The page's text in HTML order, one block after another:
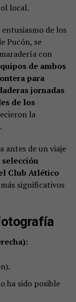
local.
de los
Pucón, se
con
de ambos
para
jornadas
de los
la
antes de un viaje
Club Atlético
significativos
ha sido posible